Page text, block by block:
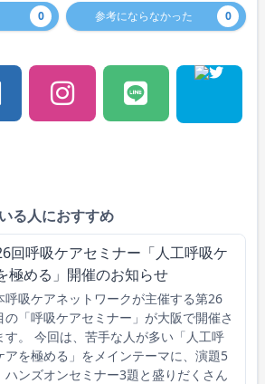
0 参考にならなかった 0
る人におすすめ
回呼吸ケアセミナー「人工呼吸ケ
極める」開催のお知らせ
呼吸ケアネットワークが主催する第26
の「呼吸ケアセミナー」が大阪で開催さ
す。 今回は、苦手な人が多い「人工呼
アを極める」をメインテーマに、演題5
ハンズオンセミナー3題と盛りだくさん